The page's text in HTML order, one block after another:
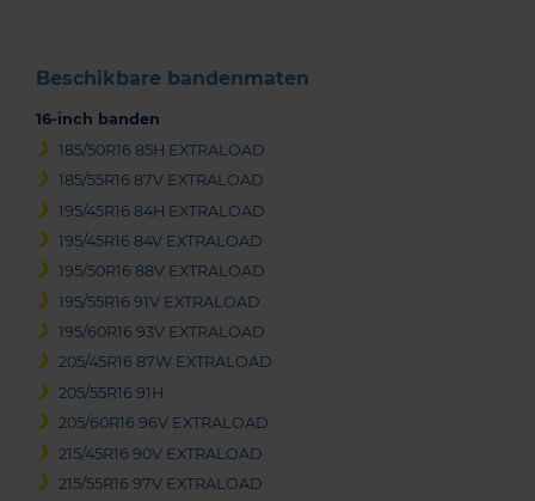
Beschikbare bandenmaten
16-inch banden
185/50R16 85H EXTRALOAD
185/55R16 87V EXTRALOAD
195/45R16 84H EXTRALOAD
195/45R16 84V EXTRALOAD
195/50R16 88V EXTRALOAD
195/55R16 91V EXTRALOAD
195/60R16 93V EXTRALOAD
205/45R16 87W EXTRALOAD
205/55R16 91H
205/60R16 96V EXTRALOAD
215/45R16 90V EXTRALOAD
215/55R16 97V EXTRALOAD